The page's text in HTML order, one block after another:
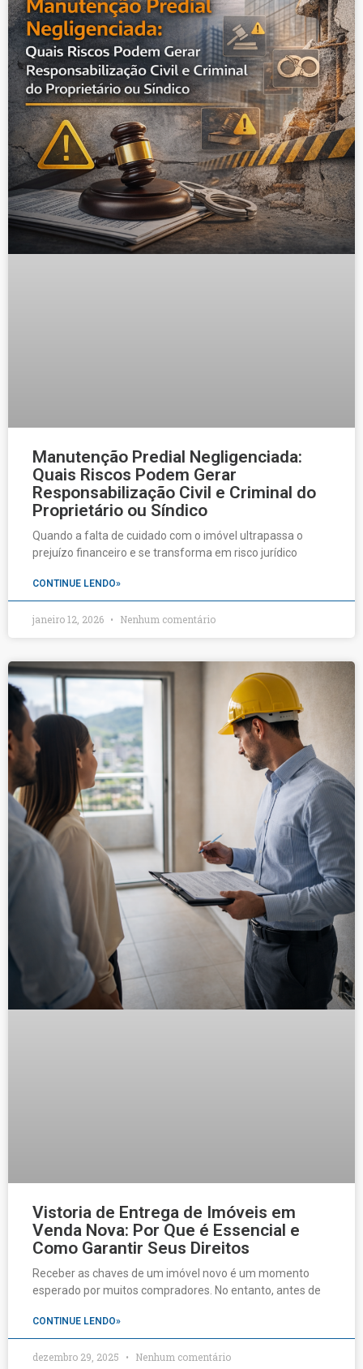
Manutenção Predial Negligenciada:
Quais Riscos Podem Gerar
Responsabilização Civil e Criminal do
Proprietário ou Síndico
Quando a falta de cuidado com o imóvel ultrapassa o
prejuízo financeiro e se transforma em risco jurídico
CONTINUE LENDO»
janeiro 12, 2026 Nenhum comentário
Vistoria de Entrega de Imóveis em
Venda Nova: Por Que é Essencial e
Como Garantir Seus Direitos
Receber as chaves de um imóvel novo é um momento
esperado por muitos compradores. No entanto, antes de
CONTINUE LENDO»
dezembro 29, 2025 Nenhum comentário